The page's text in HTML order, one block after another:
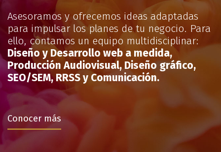
Asesoramos y ofrecemos ideas adaptadas
para impulsar los planes de tu negocio. Para
ello, contamos un equipo multidisciplinar:
Diseño y Desarrollo web a medida,
Producción Audiovisual, Diseño gráfico,
SEO/SEM, RRSS y Comunicación.
Conocer más